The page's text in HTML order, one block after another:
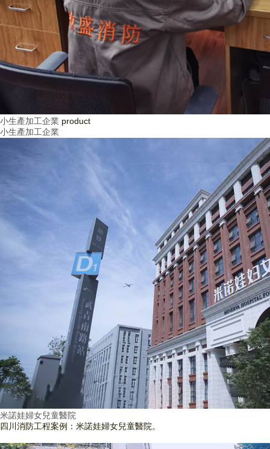
小生產加工企業 product
小生產加工企業
米諾娃婦女兒童醫院
四川消防工程案例：米諾娃婦女兒童醫院。